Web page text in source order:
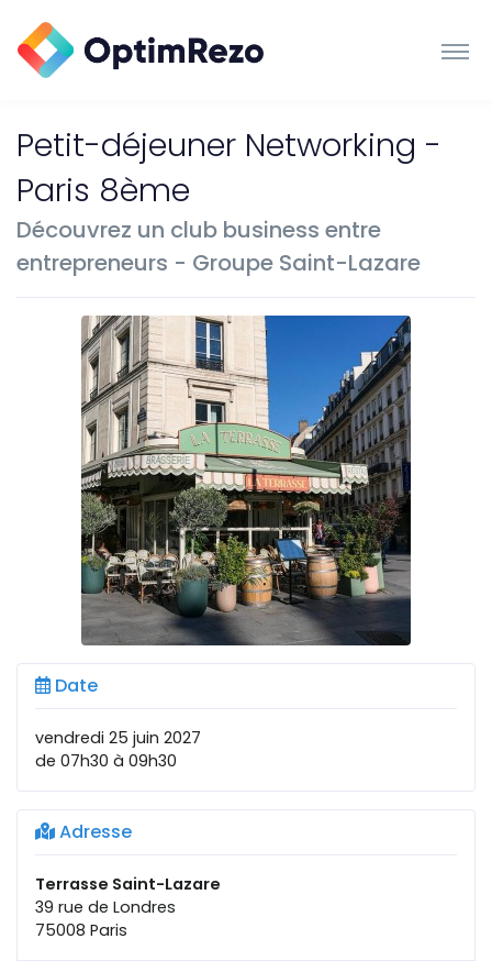
Petit-déjeuner Networking -
Paris 8ème
Découvrez un club business entre
entrepreneurs - Groupe Saint-Lazare
Date
vendredi 25 juin 2027
de 07h30 à 09h30
Adresse
Terrasse Saint-Lazare
39 rue de Londres
75008 Paris